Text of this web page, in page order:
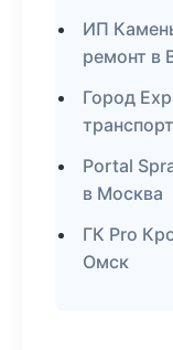
ИП
ремонт в
Город
Portal
в Москва
ГК Pro
Омск